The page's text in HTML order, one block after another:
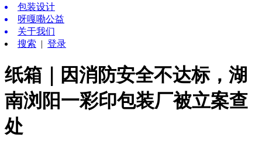
包装设计
呀嘎嘞公益
关于我们
搜索 | 登录
纸箱｜因消防安全不达标，湖
南浏阳一彩印包装厂被立案查
处